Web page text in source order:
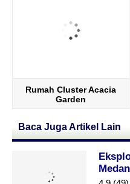
Rumah Cluster Acacia
Garden
Baca Juga Artikel Lain